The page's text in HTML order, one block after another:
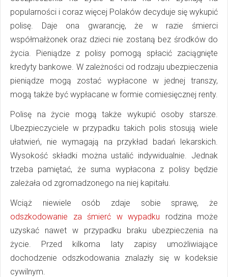
popularności i coraz więcej Polaków decyduje się wykupić
polisę. Daje ona gwarancję, że w razie śmierci
współmałżonek oraz dzieci nie zostaną bez środków do
życia. Pieniądze z polisy pomogą spłacić zaciągnięte
kredyty bankowe. W zależności od rodzaju ubezpieczenia
pieniądze mogą zostać wypłacone w jednej transzy,
mogą także być wypłacane w formie comiesięcznej renty.
Polisę na życie mogą także wykupić osoby starsze.
Ubezpieczyciele w przypadku takich polis stosują wiele
ułatwień, nie wymagają na przykład badań lekarskich.
Wysokość składki można ustalić indywidualnie. Jednak
trzeba pamiętać, że suma wypłacona z polisy będzie
zależała od zgromadzonego na niej kapitału.
Wciąż niewiele osób zdaje sobie sprawę, że
odszkodowanie za śmierć w wypadku rodzina może
uzyskać nawet w przypadku braku ubezpieczenia na
życie. Przed kilkoma laty zapisy umożliwiające
dochodzenie odszkodowania znalazły się w kodeksie
cywilnym.